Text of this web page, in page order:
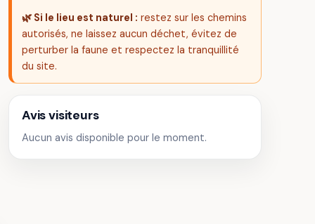
🌿 Si le lieu est naturel : restez sur les chemins
autorisés, ne laissez aucun déchet, évitez de
perturber la faune et respectez la tranquillité
du site.
Avis visiteurs
Aucun avis disponible pour le moment.